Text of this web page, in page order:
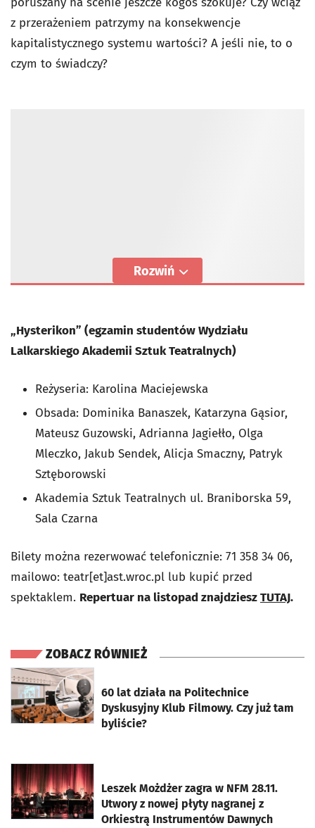
z przerażeniem patrzymy na konsekwencje
kapitalistycznego systemu wartości? A jeśli nie, to o
czym to świadczy?
Rozwiń
„Hysterikon” (egzamin studentów Wydziału
Lalkarskiego Akademii Sztuk Teatralnych)
Reżyseria: Karolina Maciejewska
Obsada: Dominika Banaszek, Katarzyna Gąsior,
Mateusz Guzowski, Adrianna Jagiełło, Olga
Mleczko, Jakub Sendek, Alicja Smaczny, Patryk
Sztęborowski
Akademia Sztuk Teatralnych ul. Braniborska 59,
Sala Czarna
Bilety można rezerwować telefonicznie: 71 358 34 06,
mailowo: teatr[et]ast.wroc.pl lub kupić przed
spektaklem. Repertuar na listopad znajdzieszTUTAJ.
ZOBACZ RÓWNIEŻ
60 lat działa na Politechnice
Dyskusyjny Klub Filmowy. Czy już tam
byliście?
otworzy się w nowej karcie
Leszek Możdżer zagra w NFM 28.11.
Utwory z nowej płyty nagranej z
Orkiestrą Instrumentów Dawnych
otworzy się w nowej karcie